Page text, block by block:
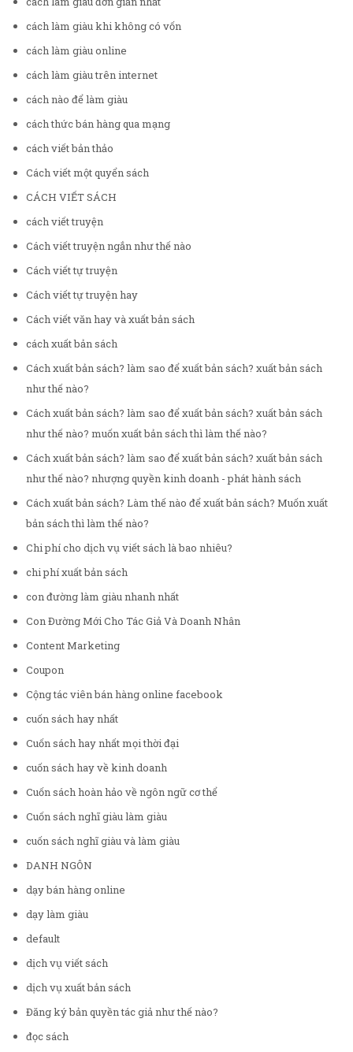
cách làm giàu khi không có vốn
cách làm giàu online
cách làm giàu trên internet
cách nào để làm giàu
cách thức bán hàng qua mạng
cách viết bản thảo
Cách viết một quyển sách
CÁCH VIẾT SÁCH
cách viết truyện
Cách viết truyện ngắn như thế nào
Cách viết tự truyện
Cách viết tự truyện hay
Cách viết văn hay và xuất bản sách
cách xuất bản sách
Cách xuất bản sách? làm sao để xuất bản sách? xuất bản sách
như thế nào?
Cách xuất bản sách? làm sao để xuất bản sách? xuất bản sách
như thế nào? muốn xuất bản sách thì làm thế nào?
Cách xuất bản sách? làm sao để xuất bản sách? xuất bản sách
như thế nào? nhượng quyền kinh doanh - phát hành sách
Cách xuất bản sách? Làm thế nào để xuất bản sách? Muốn xuất
bản sách thì làm thế nào?
Chi phí cho dịch vụ viết sách là bao nhiêu?
chi phí xuất bản sách
con đường làm giàu nhanh nhất
Con Đường Mới Cho Tác Giả Và Doanh Nhân
Content Marketing
Coupon
Cộng tác viên bán hàng online facebook
cuốn sách hay nhất
Cuốn sách hay nhất mọi thời đại
cuốn sách hay về kinh doanh
Cuốn sách hoàn hảo về ngôn ngữ cơ thể
Cuốn sách nghĩ giàu làm giàu
cuốn sách nghĩ giàu và làm giàu
DANH NGÔN
dạy bán hàng online
dạy làm giàu
default
dịch vụ viết sách
dịch vụ xuất bản sách
Đăng ký bản quyền tác giả như thế nào?
đọc sách